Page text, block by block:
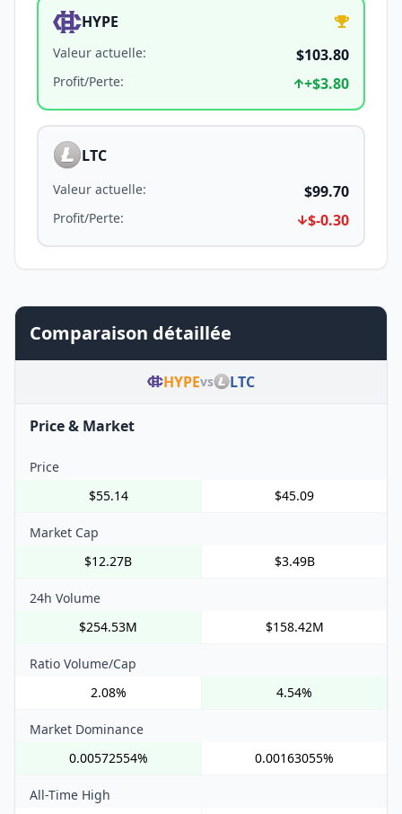
HYPE
Valeur actuelle: $103.80
Profit/Perte: +$3.80
LTC
Valeur actuelle: $99.70
Profit/Perte: $-0.30
Comparaison détaillée
HYPEvs LTC
Price & Market
Price
$55.14
$45.09
Market Cap
$12.27B
$3.49B
24h Volume
$254.53M
$158.42M
Ratio Volume/Cap
2.08%
4.54%
Market Dominance
0.00572554%
0.00163055%
All-Time High